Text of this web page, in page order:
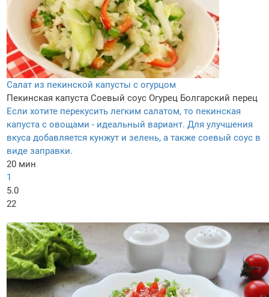
Салат из пекинской капусты с огурцом
Пекинская капуста Соевый соус Огурец Болгарский перец
Если хотите перекусить легким салатом, то пекинская
капуста с овощами - идеальный вариант. Для улучшения
вкуса добавляется кунжут и зелень, а также соевый соус в
виде заправки.
20 мин
1
5.0
22